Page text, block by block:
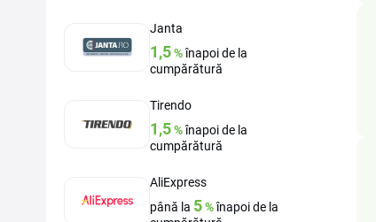
Janta
1,5%înapoi de la
cumpărătură
Tirendo
1,5%înapoi de la
cumpărătură
AliExpress
până la 5%înapoi de la